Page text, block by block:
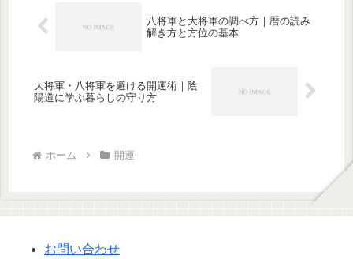
八将軍と大将軍の調べ方｜暦の読み
解き方と方位の基本
大将軍・八将軍を避ける開運術｜陰
陽道に学ぶ暮らしの守り方
ホーム 開運
お問い合わせ